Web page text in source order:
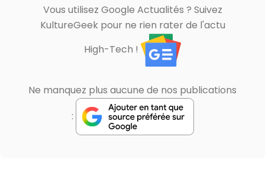
Vous utilisez Google Actualités ? Suivez
KultureGeek pour ne rien rater de l'actu
High-Tech !
Ne manquez plus aucune de nos publications
: